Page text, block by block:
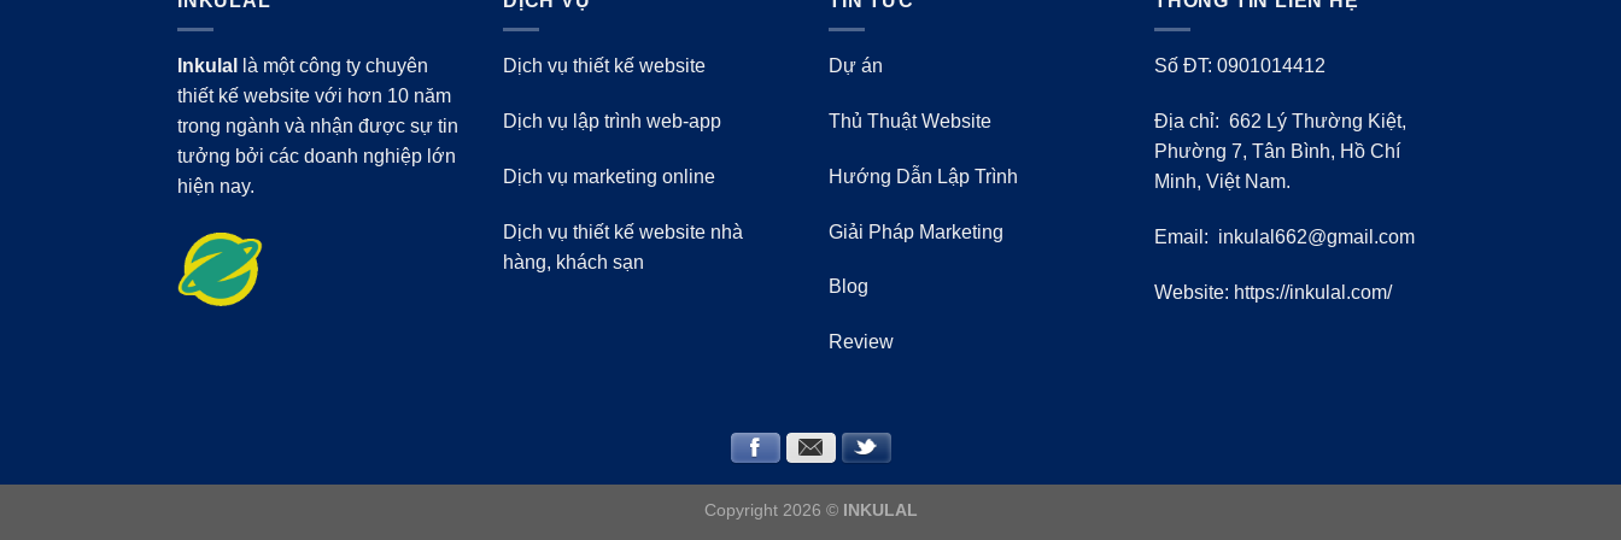
Inkulal
là một công ty chuyên
thiết kế website với hơn 10 năm
trong ngành và nhận được sự tin
tưởng bởi các doanh nghiệp lớn
hiện nay.
Dịch vụ thiết kế website
Dịch vụ lập trình web-app
Dịch vụ marketing online
Dịch vụ thiết kế website nhà
hàng, khách sạn
Dự án
Thủ Thuật Website
Hướng Dẫn Lập Trình
Giải Pháp Marketing
Blog
Review
Số ĐT: 0901014412
Địa chỉ: 662 Lý Thường Kiệt,
Phường 7, Tân Bình, Hồ Chí
Minh, Việt Nam.
Email: inkulal662@gmail.com
Website: https://inkulal.com/
Copyright 2026 © INKULAL